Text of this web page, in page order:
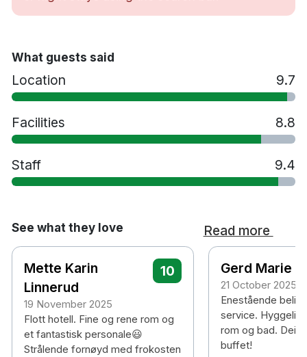
Gym
Tvättservice
Extrasäng mot en avgift
Husdjur tillåts mot en avgift
Handikappsanpassade rum finns tillgängliga
Parkering mot en avgift
5 minuters promenad till Lillehammer station
2 timmars bilresa till Oslo Gardermoen
What guests said
Location 9.7
Facilities 8.8
Staff 9.4
See what they love Read more
Mette Karin
Linnerud
19 November 2025
10
Flott hotell. Fine og rene rom og
et fantastisk personale😃
Strålende fornøyd med frokosten
Gerd Marie
21 October 2025
Enestående
service.
rom og bad.
buffet!